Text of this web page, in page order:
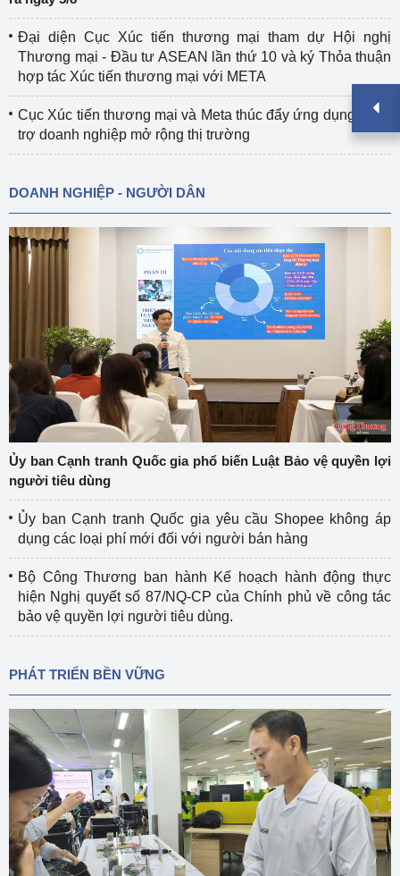
Đại diện Cục Xúc tiến thương mại tham dự Hội nghị
Thương mại - Đầu tư ASEAN lần thứ 10 và ký Thỏa thuận
hợp tác Xúc tiến thương mại với META
Cục Xúc tiến thương mại và Meta thúc đẩy ứng dụng AI hỗ
trợ doanh nghiệp mở rộng thị trường
DOANH NGHIỆP - NGƯỜI DÂN
Ủy ban Cạnh tranh Quốc gia phổ biến Luật Bảo vệ quyền lợi
người tiêu dùng
Ủy ban Cạnh tranh Quốc gia yêu cầu Shopee không áp
dụng các loại phí mới đối với người bán hàng
Bộ Công Thương ban hành Kế hoạch hành động thực
hiện Nghị quyết số 87/NQ-CP của Chính phủ về công tác
bảo vệ quyền lợi người tiêu dùng.
PHÁT TRIỂN BỀN VỮNG